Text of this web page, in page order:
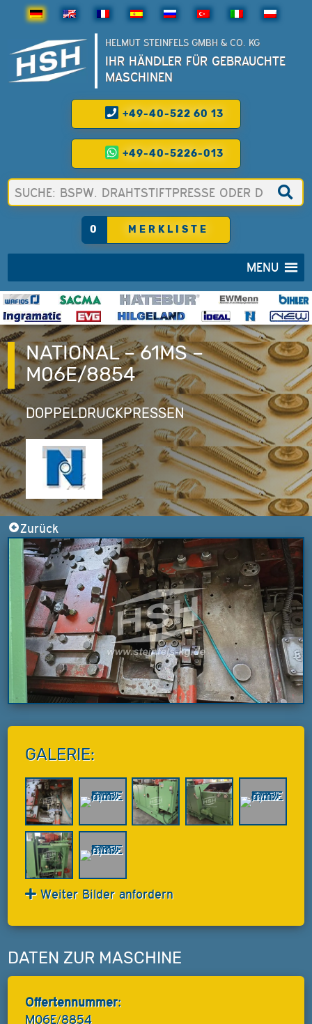
HELMUT STEINFELS GMBH & CO. KG
IHR HÄNDLER FÜR GEBRAUCHTE
MASCHINEN
+49-40-522 60 13
+49-40-5226-013
0 MERKLISTE
MENU
NATIONAL – 61MS –
M06E/8854
DOPPELDRUCKPRESSEN
Zurück
GALERIE:
Weiter Bilder anfordern
DATEN ZUR MASCHINE
Offertennummer:
M06E/8854